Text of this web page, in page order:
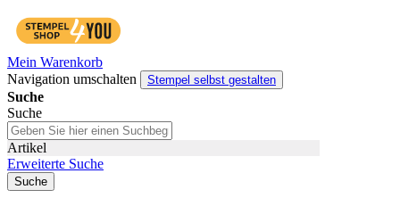
Mein Warenkorb
Navigation umschalten
Stempel selbst gestalten
Suche
Suche
Artikel
Erweiterte Suche
Suche